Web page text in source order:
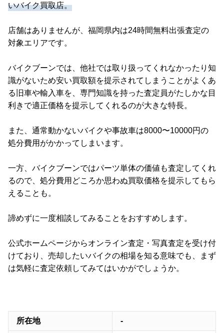
いバイク買取店。
店舗はありませんが、福岡県内は24時間無料出張査定の
対象エリアです。
バイクブーンでは、他社では取り扱ってくれなかったり知
識がないため安い買取額を提示されてしまうことがよくあ
る旧車や輸入車を、専門知識を持った査定員がたしかな目
利きで適正価格を提示してくれるのが大きな特長。
また、通常動かないバイクや事故車は8000〜10000円の
処分費用がかかってしまいます。
一方、バイクブーンではパーツ単体の価値も査定してくれ
るので、処分費用どころか思わぬ買取価格を提示してもら
えることも。
諦めずに一度相談してみることをおすすめします。
公式ホームページからオンライン査定・写真査定を受け付
けており、売却したいバイクの相場を知る意味でも、まず
は気軽に査定依頼してみてはいかがでしょうか。
所在地 -